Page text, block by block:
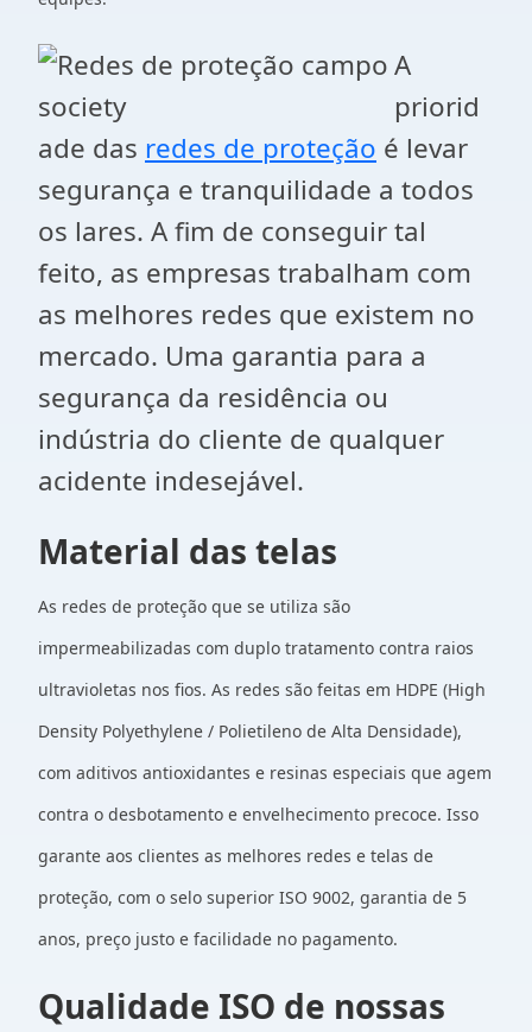
A
priorid
ade das redes de proteção é levar
segurança e tranquilidade a todos
os lares. A fim de conseguir tal
feito, as empresas trabalham com
as melhores redes que existem no
mercado. Uma garantia para a
segurança da residência ou
indústria do cliente de qualquer
acidente indesejável.
Material das telas
As redes de proteção que se utiliza são
impermeabilizadas com duplo tratamento contra raios
ultravioletas nos fios. As redes são feitas em HDPE (High
Density Polyethylene / Polietileno de Alta Densidade),
com aditivos antioxidantes e resinas especiais que agem
contra o desbotamento e envelhecimento precoce. Isso
garante aos clientes as melhores redes e telas de
proteção, com o selo superior ISO 9002, garantia de 5
anos, preço justo e facilidade no pagamento.
Qualidade ISO de nossas